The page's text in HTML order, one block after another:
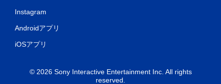
Instagram
Androidアプリ
iOSアプリ
© 2026 Sony Interactive Entertainment Inc. All rights
reserved.